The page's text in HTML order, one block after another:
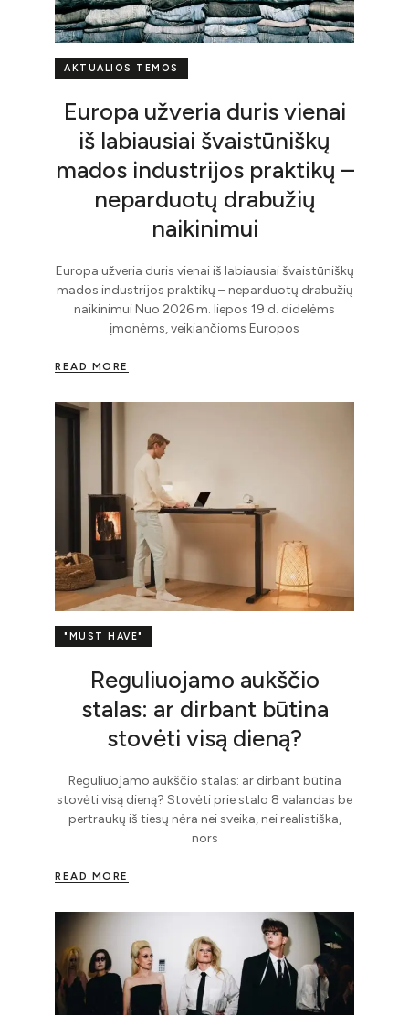
AKTUALIOS TEMOS
Europa užveria duris vienai
iš labiausiai švaistūniškų
mados industrijos praktikų –
neparduotų drabužių
naikinimui
Europa užveria duris vienai iš labiausiai švaistūniškų
mados industrijos praktikų – neparduotų drabužių
naikinimui Nuo 2026 m. liepos 19 d. didelėms
įmonėms, veikiančioms Europos
READ MORE
"MUST HAVE"
Reguliuojamo aukščio
stalas: ar dirbant būtina
stovėti visą dieną?
Reguliuojamo aukščio stalas: ar dirbant būtina
stovėti visą dieną? Stovėti prie stalo 8 valandas be
pertraukų iš tiesų nėra nei sveika, nei realistiška,
nors
READ MORE